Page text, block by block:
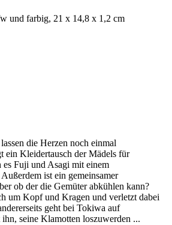
und farbig, 21 x 14,8 x 1,2 cm
die Herzen noch einmal
ein Kleidertausch der Mädels für
Fuji und Asagi mit einem
ist ein gemeinsamer
ob der die Gemüter abkühlen kann?
um Kopf und Kragen und verletzt dabei
geht bei Tokiwa auf
seine Klamotten loszuwerden ...